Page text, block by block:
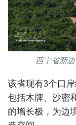
西宁省新
该省现有3个口
包括木牌、沙密
的增长极，为边